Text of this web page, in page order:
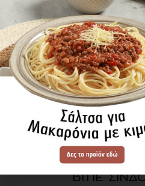
SITE
Η
ΟΔΟΣ
ΒΙ.ΠΕ.